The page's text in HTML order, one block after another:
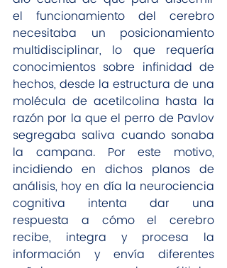
el funcionamiento del cerebro
necesitaba un posicionamiento
multidisciplinar, lo que requería
conocimientos sobre infinidad de
hechos, desde la estructura de una
molécula de acetilcolina hasta la
razón por la que el perro de Pavlov
segregaba saliva cuando sonaba
la campana. Por este motivo,
incidiendo en dichos planos de
análisis, hoy en día la neurociencia
cognitiva intenta dar una
respuesta a cómo el cerebro
recibe, integra y procesa la
información y envía diferentes